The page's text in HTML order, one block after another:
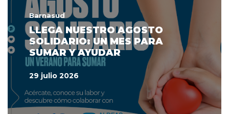
Barnasud
LLEGA NUESTRO AGOSTO
SOLIDARIO: UN MES PARA
SUMAR Y AYUDAR
29 julio 2026